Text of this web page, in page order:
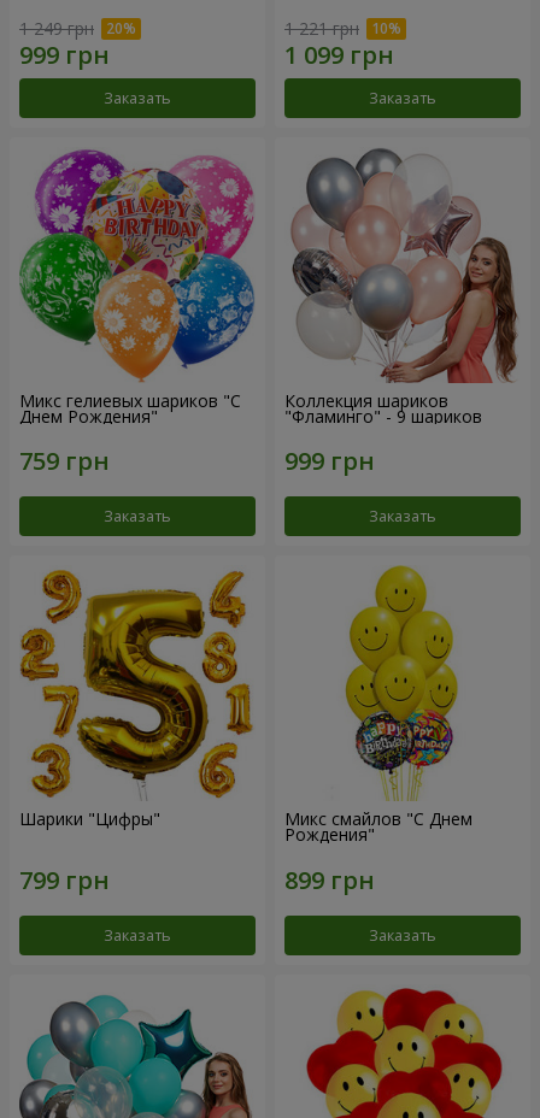
1 249 грн
Заказать
1 221 грн
Заказать
Микс гелиевых шариков "C
Днем Рождения"
Заказать
Коллекция шариков
"Фламинго" - 9 шариков
Заказать
Шарики "Цифры"
Заказать
Микс смайлов "C Днем
Рождения"
Заказать